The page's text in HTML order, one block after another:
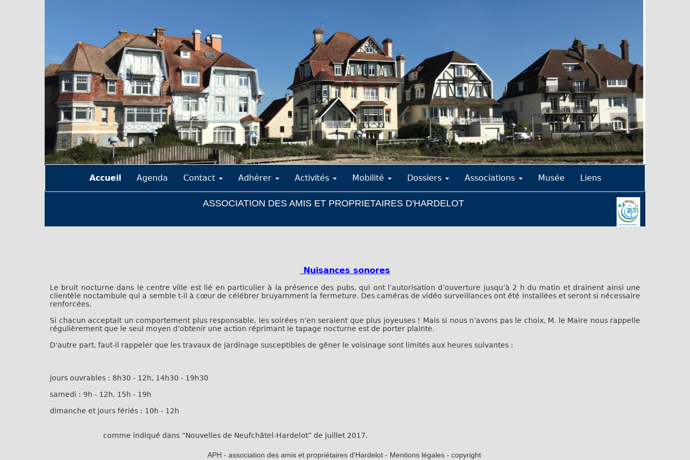
Accueil Agenda Contact Adhérer Activités Mobilité Dossiers Associations Musée Liens
ASSOCIATION DES AMIS ET PROPRIETAIRES D'HARDELOT
Nuisances sonores
Le bruit nocturne dans le centre ville est lié en particulier à la présence des pubs, qui ont l’autorisation d’ouverture jusqu’à 2 h du matin et drainent ainsi une
clientèle noctambule qui a semble t-il à cœur de célébrer bruyamment la fermeture. Des caméras de vidéo surveillances ont été installées et seront si nécessaire
renforcées.
Si chacun acceptait un comportement plus responsable, les soirées n’en seraient que plus joyeuses ! Mais si nous n’avons pas le choix, M. le Maire nous rappelle
régulièrement que le seul moyen d’obtenir une action réprimant le tapage nocturne est de porter plainte.
D'autre part, faut-il rappeler que les travaux de jardinage susceptibles de gêner le voisinage sont limités aux heures suivantes :
jours ouvrables : 8h30 - 12h, 14h30 - 19h30
samedi : 9h - 12h, 15h - 19h
dimanche et jours fériés : 10h - 12h
comme indiqué dans “Nouvelles de Neufchâtel-Hardelot” de juillet 2017.
APH - association des amis et propriétaires d'Hardelot - Mentions légales - copyright